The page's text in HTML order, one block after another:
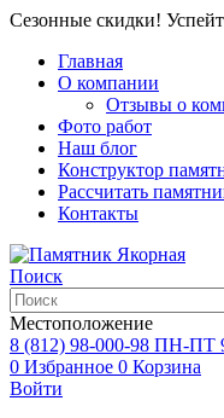
Сезонные скидки!
Главная
О компании
Отзывы о
Фото работ
Наш блог
Конструктор
Рассчитать
Контакты
Поиск
Местоположение
8 (812) 98-000-98 ПН-ПТ
0 Избранное 0 Корзина
Войти